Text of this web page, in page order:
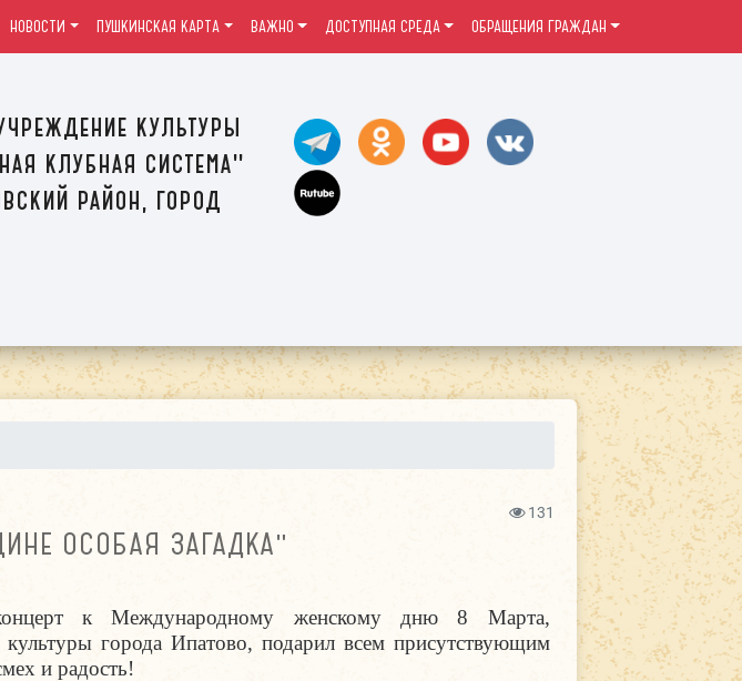
культуры
клубная система"
район, город
НОВОСТИ ПУШКИНСКАЯ КАРТА ВАЖНО ДОСТУПНАЯ СРЕДА ОБРАЩЕНИЯ ГРАЖДАН
131
ОСОБАЯ ЗАГАДКА"
к Международному женскому дню 8 Марта,
города Ипатово, подарил всем присутствующим
и радость!